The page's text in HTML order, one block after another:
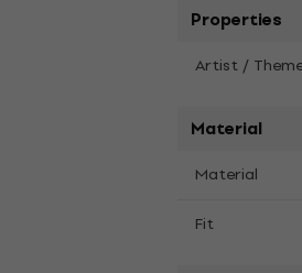
Properties
Artist /
Material
Material
Fit